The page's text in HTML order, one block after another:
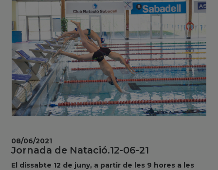
Jornada de Natació.12-06-21
El dissabte 12 de juny, a partir de les 9 hores a les
08/06/2021